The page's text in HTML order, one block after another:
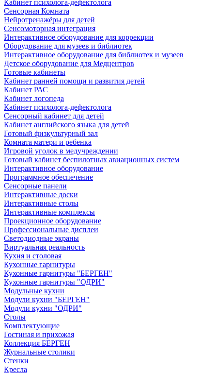
Кабинет психолога-дефектолога
Сенсорная Комната
Нейротренажёры для детей
Сенсомоторная интеграция
Интерактивное оборудование для коррекции
Оборудование для музеев и библиотек
Интерактивное оборудование для библиотек и музеев
Детское оборудование для Медцентров
Готовые кабинеты
Кабинет ранней помощи и развития детей
Кабинет РАС
Кабинет логопеда
Кабинет психолога-дефектолога
Сенсорный кабинет для детей
Кабинет английского языка для детей
Готовый физкультурный зал
Комната матери и ребенка
Игровой уголок в медучреждении
Готовый кабинет беспилотных авиационных систем
Интерактивное оборудование
Программное обеспечение
Сенсорные панели
Интерактивные доски
Интерактивные столы
Интерактивные комплексы
Проекционное оборудование
Профессиональные дисплеи
Светодиодные экраны
Виртуальная реальность
Кухня и столовая
Кухонные гарнитуры
Кухонные гарнитуры "БЕРГЕН"
Кухонные гарнитуры "ОДРИ"
Модульные кухни
Модули кухни "БЕРГЕН"
Модули кухни "ОДРИ"
Столы
Комплектующие
Гостиная и прихожая
Коллекция БЕРГЕН
Журнальные столики
Стенки
Кресла